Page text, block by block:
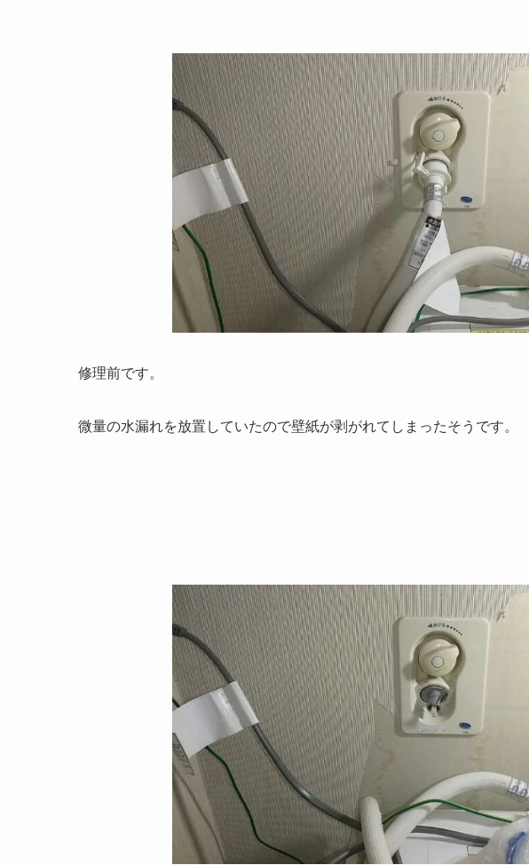
修理前です。
微量の水漏れを放置していたので壁紙が剥がれてしまったそうです。